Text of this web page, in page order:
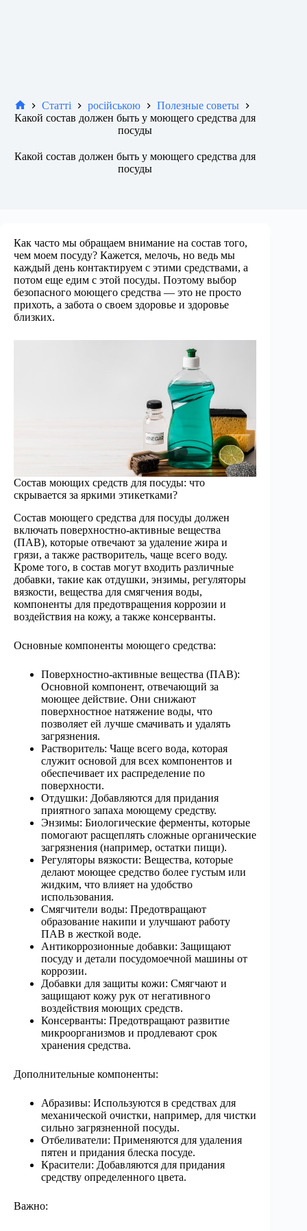
Новини
Статті російською
Полезные советы
Какой состав должен быть у моющего средства для
посуды
Какой состав должен быть у моющего средства для
посуды
Как часто мы обращаем внимание на состав того,
чем моем посуду? Кажется, мелочь, но ведь мы
каждый день контактируем с этими средствами, а
потом еще едим с этой посуды. Поэтому выбор
безопасного моющего средства — это не просто
прихоть, а забота о своем здоровье и здоровье
близких.
Состав моющих средств для посуды: что
скрывается за яркими этикетками?
Состав моющего средства для посуды должен
включать поверхностно-активные вещества
(ПАВ), которые отвечают за удаление жира и
грязи, а также растворитель, чаще всего воду.
Кроме того, в состав могут входить различные
добавки, такие как отдушки, энзимы, регуляторы
вязкости, вещества для смягчения воды,
компоненты для предотвращения коррозии и
воздействия на кожу, а также консерванты.
Основные компоненты моющего средства:
Поверхностно-активные вещества (ПАВ):
Основной компонент, отвечающий за
моющее действие. Они снижают
поверхностное натяжение воды, что
позволяет ей лучше смачивать и удалять
загрязнения.
Растворитель: Чаще всего вода, которая
служит основой для всех компонентов и
обеспечивает их распределение по
поверхности.
Отдушки: Добавляются для придания
приятного запаха моющему средству.
Энзимы: Биологические ферменты, которые
помогают расщеплять сложные органические
загрязнения (например, остатки пищи).
Регуляторы вязкости: Вещества, которые
делают моющее средство более густым или
жидким, что влияет на удобство
использования.
Смягчители воды: Предотвращают
образование накипи и улучшают работу
ПАВ в жесткой воде.
Антикоррозионные добавки: Защищают
посуду и детали посудомоечной машины от
коррозии.
Добавки для защиты кожи: Смягчают и
защищают кожу рук от негативного
воздействия моющих средств.
Консерванты: Предотвращают развитие
микроорганизмов и продлевают срок
хранения средства.
Дополнительные компоненты:
Абразивы: Используются в средствах для
механической очистки, например, для чистки
сильно загрязненной посуды.
Отбеливатели: Применяются для удаления
пятен и придания блеска посуде.
Красители: Добавляются для придания
средству определенного цвета.
Важно: